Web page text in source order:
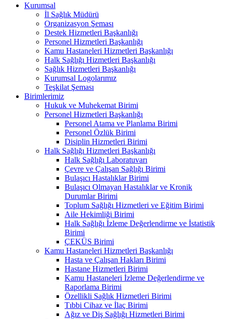
Kurumsal
İl Sağlık Müdürü
Organizasyon Şeması
Destek Hizmetleri Başkanlığı
Personel Hizmetleri Başkanlığı
Kamu Hastaneleri Hizmetleri Başkanlığı
Halk Sağlığı Hizmetleri Başkanlığı
Sağlık Hizmetleri Başkanlığı
Kurumsal Logolarımız
Teşkilat Şeması
Birimlerimiz
Hukuk ve Muhekemat Birimi
Personel Hizmetleri Başkanlığı
Personel Atama ve Planlama Birimi
Personel Özlük Birimi
Disiplin Hizmetleri Birimi
Halk Sağlığı Hizmetleri Başkanlığı
Halk Sağlığı Laboratuvarı
Çevre ve Çalışan Sağlığı Birimi
Bulaşıcı Hastalıklar Birimi
Bulaşıcı Olmayan Hastalıklar ve Kronik
Durumlar Birimi
Toplum Sağlığı Hizmetleri ve Eğitim Birimi
Aile Hekimliği Birimi
Halk Sağlığı İzleme Değerlendirme ve İstatistik
Birimi
ÇEKÜS Birimi
Kamu Hastaneleri Hizmetleri Başkanlığı
Hasta ve Çalışan Hakları Birimi
Hastane Hizmetleri Birimi
Kamu Hastaneleri İzleme Değerlendirme ve
Raporlama Birimi
Özellikli Sağlık Hizmetleri Birimi
Tıbbi Cihaz ve İlaç Birimi
Ağız ve Diş Sağlığı Hizmetleri Birimi